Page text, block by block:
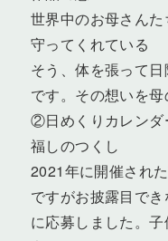
世界中のお母さん
守ってくれている
そう、体を張って
です。その想いを母
②日めくりカレンダ
福しのつくし
2021年に開催され
ですがお披露目で
に応募しました。